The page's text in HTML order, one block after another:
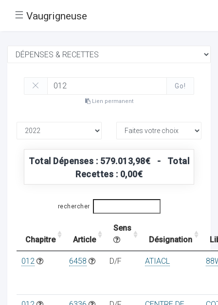
☰ Vaugrigneuse
Go!
Lien permanent
Total Dépenses : 579.013,98€ - Total
Recettes : 0,00€
rechercher
Chapitre Article
Sens
Désignation
012 6458 D/F ATIACL